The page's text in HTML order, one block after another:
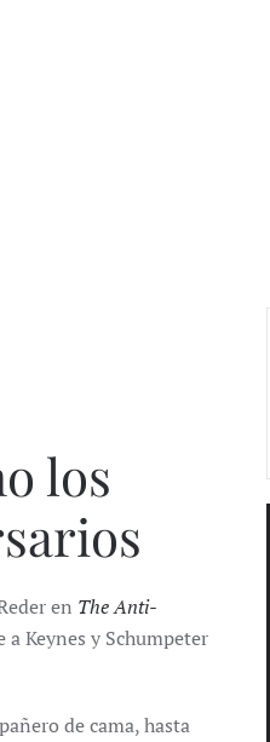
los
en The Anti-
Keynes y Schumpeter
de cama, hasta